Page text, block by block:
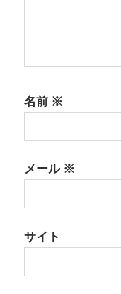
名前 ※
メール※
サイト